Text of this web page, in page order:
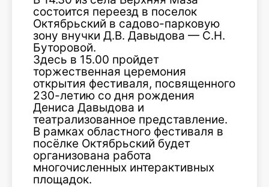
состоится переезд в поселок
Октябрьский в садово-парковую
зону внучки Д.В. Давыдова — С.Н.
Буторовой.
Здесь в 15.00 пройдет
торжественная церемония
открытия фестиваля, посвященного
230-летию со дня рождения
Дениса Давыдова и
театрализованное представление.
В рамках областного фестиваля в
посёлке Октябрьский будет
организована работа
многочисленных интерактивных
площадок.